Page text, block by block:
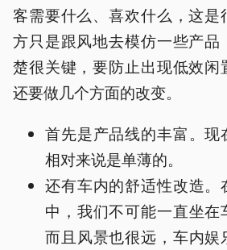
客需要什么、喜欢什么，这是
方只是跟风地去模仿一些产品
楚很关键，要防止出现低效闲
还要做几个方面的改变。
首先是产品线的丰富。现
相对来说是单薄的。
还有车内的舒适性改造。
中，我们不可能一直坐在
而且风景也很远，车内